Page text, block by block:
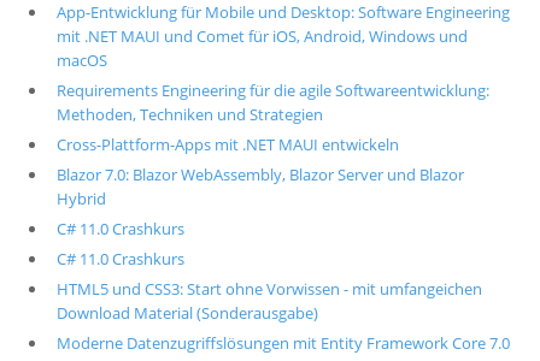
App-Entwicklung für Mobile und Desktop: Software Engineering
mit .NET MAUI und Comet für iOS, Android, Windows und
macOS
Requirements Engineering für die agile Softwareentwicklung:
Methoden, Techniken und Strategien
Cross-Plattform-Apps mit .NET MAUI entwickeln
Blazor 7.0: Blazor WebAssembly, Blazor Server und Blazor
Hybrid
C# 11.0 Crashkurs
C# 11.0 Crashkurs
HTML5 und CSS3: Start ohne Vorwissen - mit umfangeichen
Download Material (Sonderausgabe)
Moderne Datenzugriffslösungen mit Entity Framework Core 7.0